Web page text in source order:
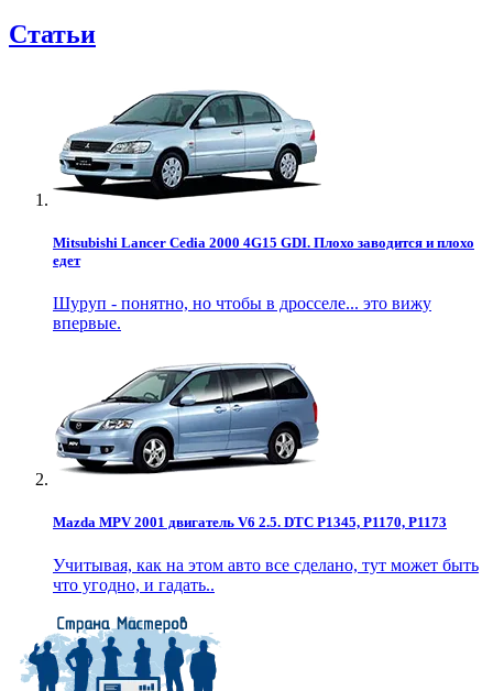
Статьи
Mitsubishi Lancer Cedia 2000 4G15 GDI. Плохо заводится и плохо
едет
Шуруп - понятно, но чтобы в дросселе... это вижу
впервые.
Mazda MPV 2001 двигатель V6 2.5. DTC P1345, P1170, P1173
Учитывая, как на этом авто все сделано, тут может быть
что угодно, и гадать..